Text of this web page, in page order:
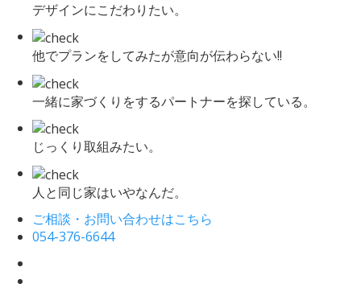
デザインにこだわりたい。
他でプランをしてみたが意向が伝わらない!!
一緒に家づくりをするパートナーを探している。
じっくり取組みたい。
人と同じ家はいやなんだ。
ご相談・お問い合わせはこちら
054-376-6644